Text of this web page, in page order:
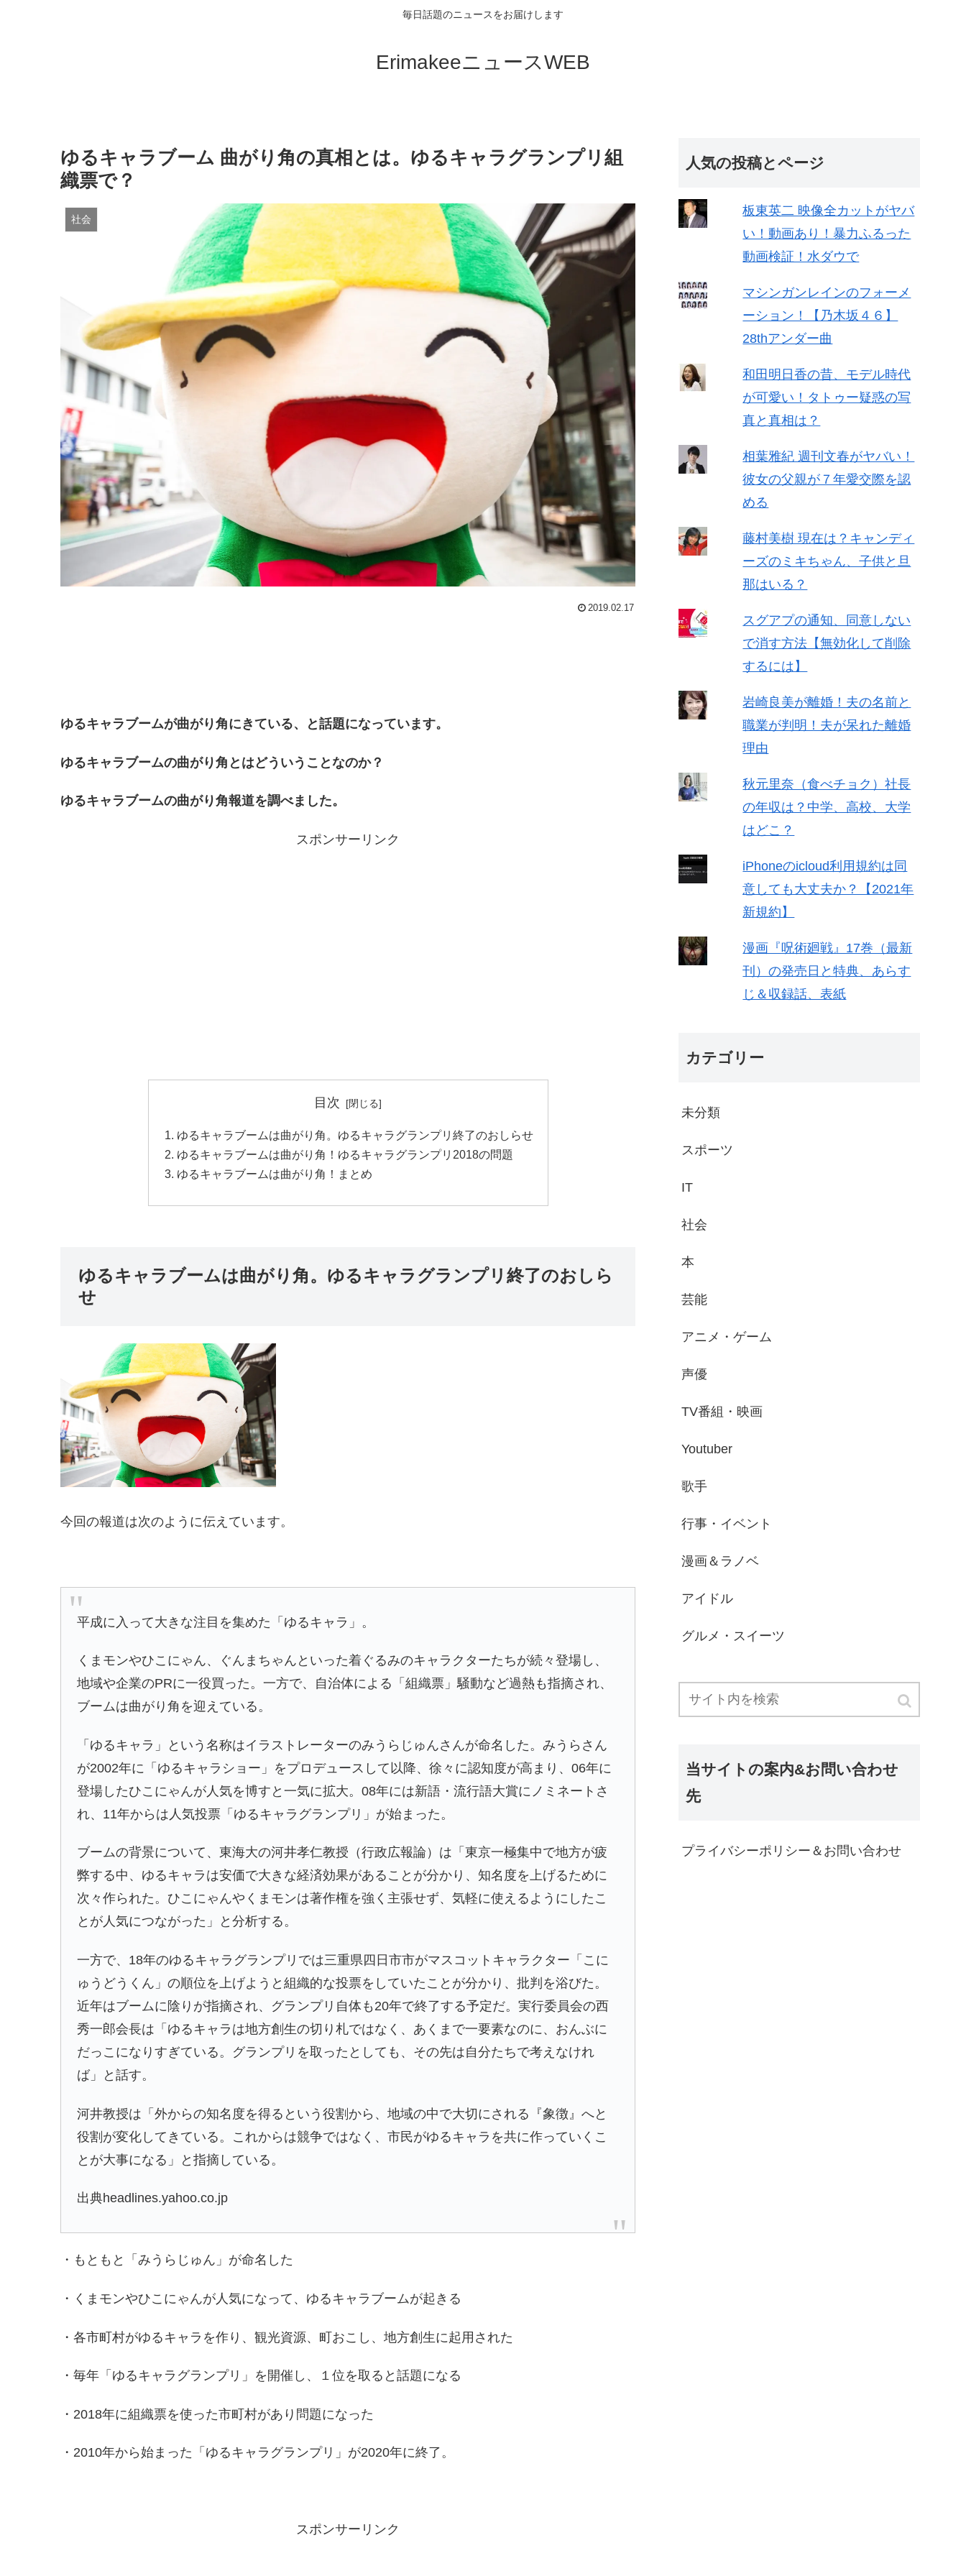
毎日話題のニュースをお届けします
ErimakeeニュースWEB
ゆるキャラブーム 曲がり角の真相とは。ゆるキャラグランプリ組
織票で？
社会
2019.02.17
ゆるキャラブームが曲がり角にきている、と話題になっています。
ゆるキャラブームの曲がり角とはどういうことなのか？
ゆるキャラブームの曲がり角報道を調べました。
スポンサーリンク
目次
ゆるキャラブームは曲がり角。ゆるキャラグランプリ終了のおしらせ
ゆるキャラブームは曲がり角！ゆるキャラグランプリ2018の問題
ゆるキャラブームは曲がり角！まとめ
ゆるキャラブームは曲がり角。ゆるキャラグランプリ終了のおしら
せ
今回の報道は次のように伝えています。
平成に入って大きな注目を集めた「ゆるキャラ」。
くまモンやひこにゃん、ぐんまちゃんといった着ぐるみのキャラクターたちが続々登場し、
地域や企業のPRに一役買った。一方で、自治体による「組織票」騒動など過熱も指摘され、
ブームは曲がり角を迎えている。
「ゆるキャラ」という名称はイラストレーターのみうらじゅんさんが命名した。みうらさん
が2002年に「ゆるキャラショー」をプロデュースして以降、徐々に認知度が高まり、06年に
登場したひこにゃんが人気を博すと一気に拡大。08年には新語・流行語大賞にノミネートさ
れ、11年からは人気投票「 ゆるキャラグランプリ 」が始まった。
ブームの背景について、東海大の河井孝仁教授（行政広報論）は「東京一極集中で地方が疲
弊する中、ゆるキャラは安価で大きな経済効果があることが分かり、知名度を上げるために
次々作られた。ひこにゃんやくまモンは著作権を強く主張せず、気軽に使えるようにしたこ
とが人気につながった」と分析する。
一方で、18年のゆるキャラグランプリでは三重県四日市市がマスコットキャラクター「 こに
ゅうどうくん 」の順位を上げようと組織的な投票をしていたことが分かり、批判を浴びた。
近年はブームに陰りが指摘され、グランプリ自体も20年で終了する予定だ。実行委員会の西
秀一郎会長は「ゆるキャラは地方創生の切り札ではなく、あくまで一要素なのに、おんぶに
だっこになりすぎている。グランプリを取ったとしても、その先は自分たちで考えなけれ
ば」と話す。
河井教授は「外からの知名度を得るという役割から、地域の中で大切にされる『象徴』へと
役割が変化してきている。これからは競争ではなく、市民がゆるキャラを共に作っていくこ
とが大事になる」と指摘している。
出典headlines.yahoo.co.jp
・もともと「みうらじゅん」が命名した
・くまモンやひこにゃんが人気になって、ゆるキャラブームが起きる
・各市町村がゆるキャラを作り、観光資源、町おこし、地方創生に起用された
・毎年「ゆるキャラグランプリ」を開催し、１位を取ると話題になる
・2018年に組織票を使った市町村があり問題になった
・2010年から始まった「ゆるキャラグランプリ」が2020年に終了。
スポンサーリンク
人気の投稿とページ
板東英二 映像全カットがヤバ
い！動画あり！暴力ふるった
動画検証！水ダウで
マシンガンレインのフォーメ
ーション！【乃木坂４６】
28thアンダー曲
和田明日香の昔、モデル時代
が可愛い！タトゥー疑惑の写
真と真相は？
相葉雅紀 週刊文春がヤバい！
彼女の父親が７年愛交際を認
める
藤村美樹 現在は？キャンディ
ーズのミキちゃん、子供と旦
那はいる？
スグアプの通知、同意しない
で消す方法【無効化して削除
するには】
岩崎良美が離婚！夫の名前と
職業が判明！夫が呆れた離婚
理由
秋元里奈（食べチョク）社長
の年収は？中学、高校、大学
はどこ？
iPhoneのicloud利用規約は同
意しても大丈夫か？【2021年
新規約】
漫画『呪術廻戦』17巻（最新
刊）の発売日と特典、あらす
じ＆収録話、表紙
カテゴリー
未分類
スポーツ
IT
社会
本
芸能
アニメ・ゲーム
声優
TV番組・映画
Youtuber
歌手
行事・イベント
漫画＆ラノベ
アイドル
グルメ・スイーツ
当サイトの案内&お問い合わせ
先
プライバシーポリシー＆お問い合わせ